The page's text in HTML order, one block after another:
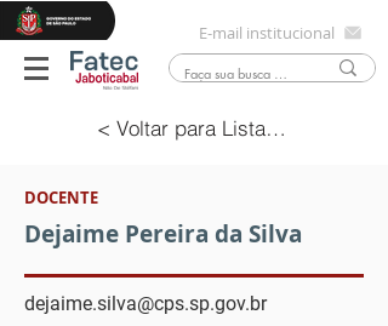
E-mail institucional
< Voltar para Lista Docentes
DOCENTE
Dejaime Pereira da Silva
dejaime.silva@cps.sp.gov.br